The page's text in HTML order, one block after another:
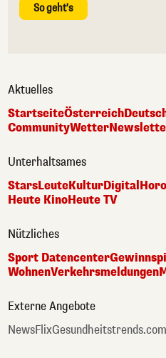
So geht's
Aktuelles
StartseiteÖsterreich
CommunityWetter
Unterhaltsames
StarsLeuteKulturDigital
Heute KinoHeute TV
Nützliches
Sport Datencenter
WohnenVerkehrsmeldungen
Externe Angebote
NewsFlixGesundheitstrends.com